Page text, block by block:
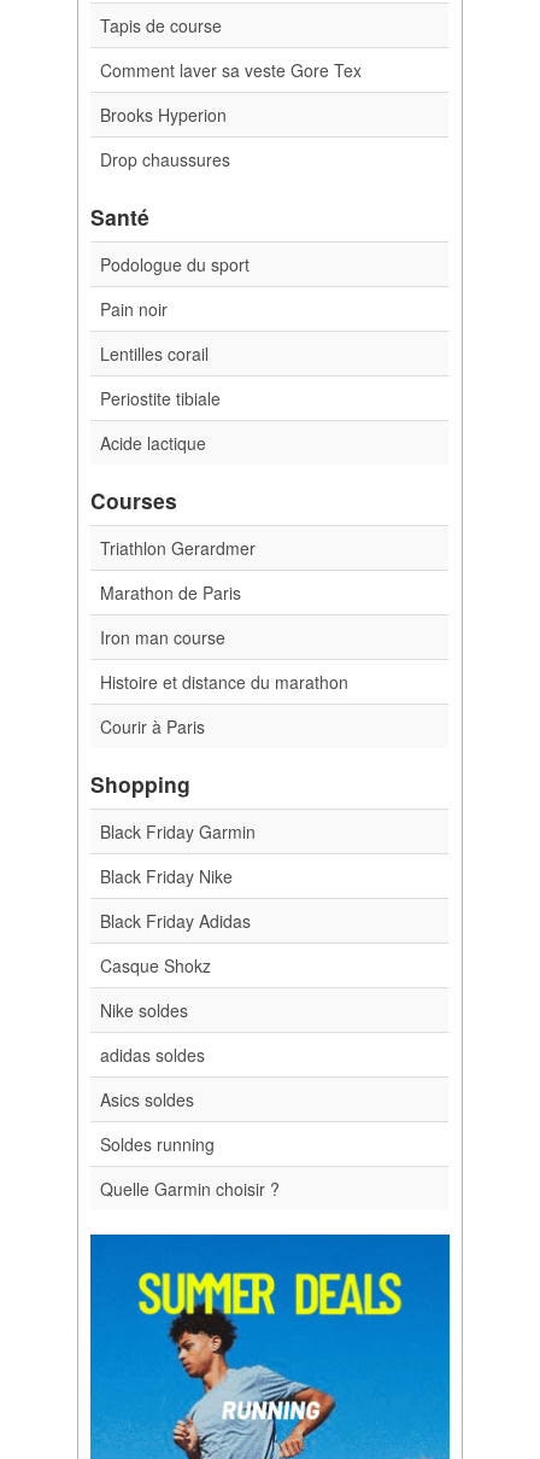
Tapis de course
Comment laver sa veste Gore Tex
Brooks Hyperion
Drop chaussures
Santé
Podologue du sport
Pain noir
Lentilles corail
Periostite tibiale
Acide lactique
Courses
Triathlon Gerardmer
Marathon de Paris
Iron man course
Histoire et distance du marathon
Courir à Paris
Shopping
Black Friday Garmin
Black Friday Nike
Black Friday Adidas
Casque Shokz
Nike soldes
adidas soldes
Asics soldes
Soldes running
Quelle Garmin choisir ?